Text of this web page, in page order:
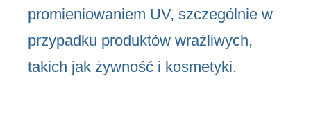
promieniowaniem UV, szczególnie w
przypadku produktów wrażliwych,
takich jak żywność i kosmetyki.